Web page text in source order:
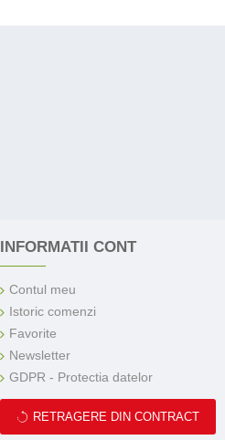
INFORMATII CONT
Contul meu
Istoric comenzi
Favorite
Newsletter
GDPR - Protectia datelor
RETRAGERE DIN CONTRACT